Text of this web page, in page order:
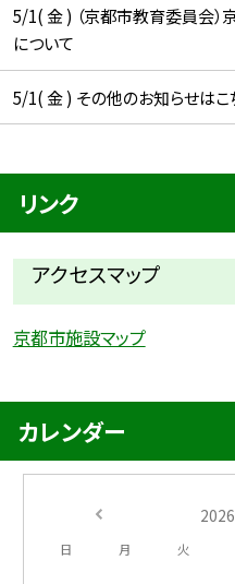
5/1( 金 ) （京都市教育委員会
について
5/1( 金 ) その他のお知らせはこ
リンク
アクセスマップ
京都市施設マップ
カレンダー
日 月 火